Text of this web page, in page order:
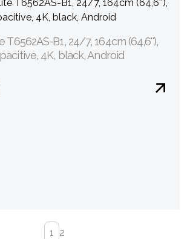
T6562AS-B1, 24/7, 164cm (64,6''),
4K, black, Android
1 2